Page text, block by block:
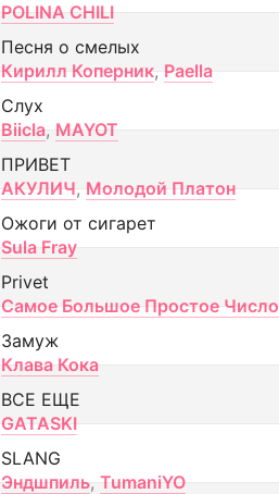
POLINA CHILI
Песня о смелых
Кирилл Коперник, Paella
Слух
Biicla, MAYOT
ПРИВЕТ
АКУЛИЧ, Молодой Платон
Ожоги от сигарет
Sula Fray
Privet
Самое Большое Простое Число
Замуж
Клава Кока
ВСЕ ЕЩЕ
GATASKI
SLANG
Эндшпиль, TumaniYO